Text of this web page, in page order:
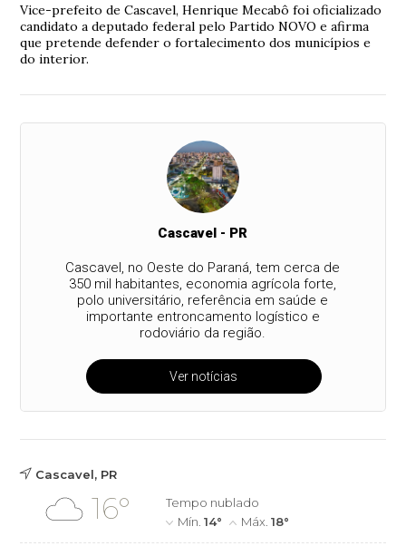
Vice-prefeito de Cascavel, Henrique Mecabô foi oficializado
candidato a deputado federal pelo Partido NOVO e afirma
que pretende defender o fortalecimento dos municípios e
do interior.
Cascavel - PR
Cascavel, no Oeste do Paraná, tem cerca de
350 mil habitantes, economia agrícola forte,
polo universitário, referência em saúde e
importante entroncamento logístico e
rodoviário da região.
Ver notícias
Cascavel, PR
16°
Tempo nublado
Mín.14° Máx.18°